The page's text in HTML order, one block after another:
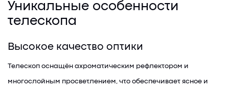
Уникальные особенности
телескопа
Высокое качество оптики
Телескоп оснащён ахроматическим рефлектором и
многослойным просветлением, что обеспечивает ясное и